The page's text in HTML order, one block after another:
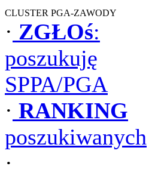
CLUSTER PGA-ZAWODY
· ZGŁOś:
poszukuję
SPPA/PGA
· RANKING
poszukiwanych
·